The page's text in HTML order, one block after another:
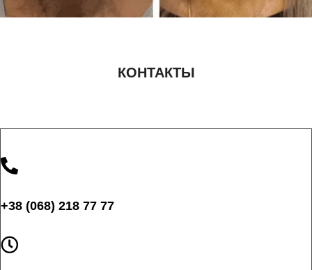
КОНТАКТЫ
+38 (068) 218 77 77